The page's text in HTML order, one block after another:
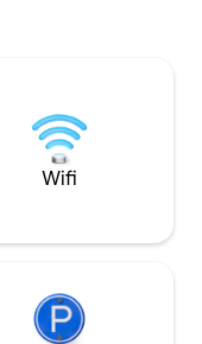
haz clic en "Ver
Wifi